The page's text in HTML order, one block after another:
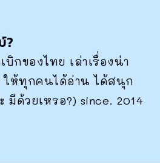
?
บิกของไทย เล่าเรื่องน่า
ให้ทุกคนได้อ่าน ได้สนุก
มีด้วยเหรอ?) since. 2014